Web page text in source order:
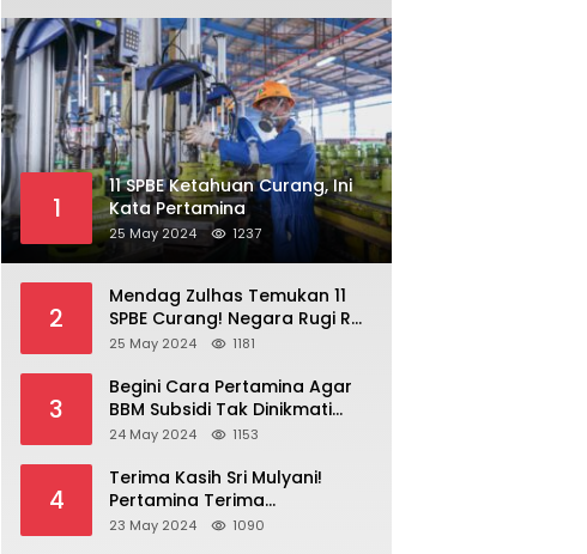
1
11 SPBE Ketahuan Curang, Ini
Kata Pertamina
25 May 2024 1237
2
Mendag Zulhas Temukan 11
SPBE Curang! Negara Rugi Rp
18,7 Miliar/ Tahun
25 May 2024 1181
3
Begini Cara Pertamina Agar
BBM Subsidi Tak Dinikmati
Orang Kaya!
24 May 2024 1153
4
Terima Kasih Sri Mulyani!
Pertamina Terima
Kompensasi BBM Rp 43,52
23 May 2024 1090